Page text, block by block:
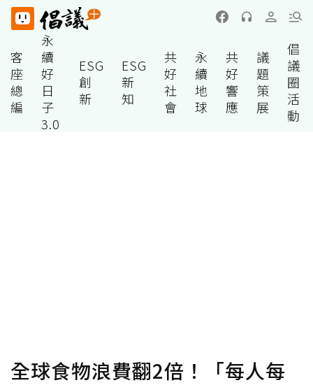
客
座
總
編
永
續
好
日
子
3.0
ESG
創
新
ESG
新
知
共
好
社
會
永
續
地
球
共
好
響
應
議
題
策
展
倡
議
圈
活
動
全球食物浪費翻2倍！「每人每